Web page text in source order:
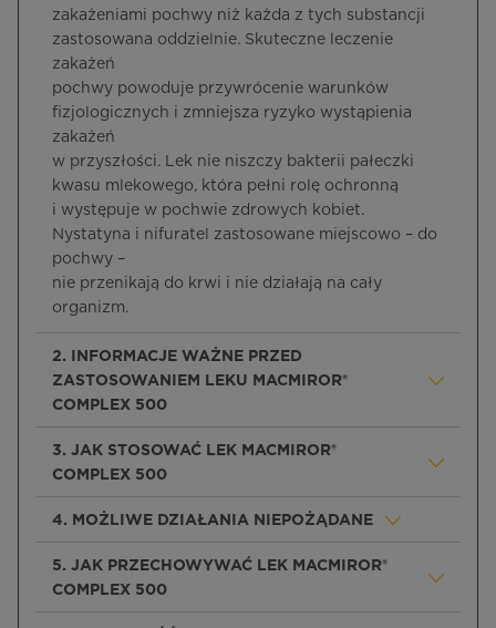
zakażeniami pochwy niż każda z tych substancji
zastosowana oddzielnie. Skuteczne leczenie
zakażeń
pochwy powoduje przywrócenie warunków
fizjologicznych i zmniejsza ryzyko wystąpienia
zakażeń
w przyszłości. Lek nie niszczy bakterii pałeczki
kwasu mlekowego, która pełni rolę ochronną
i występuje w pochwie zdrowych kobiet.
Nystatyna i nifuratel zastosowane miejscowo – do
pochwy –
nie przenikają do krwi i nie działają na cały
organizm.
2. INFORMACJE WAŻNE PRZED
ZASTOSOWANIEM LEKU MACMIROR®
COMPLEX 500
3. JAK STOSOWAĆ LEK MACMIROR®
COMPLEX 500
4. MOŻLIWE DZIAŁANIA NIEPOŻĄDANE
5. JAK PRZECHOWYWAĆ LEK MACMIROR®
COMPLEX 500